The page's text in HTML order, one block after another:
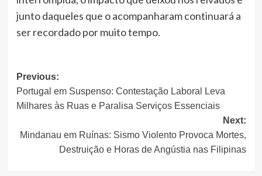
junto daqueles que o acompanharam continuará a
ser recordado por muito tempo.
Post
navigation
Previous:
Portugal em Suspenso: Contestação Laboral Leva
Milhares às Ruas e Paralisa Serviços Essenciais
Next:
Mindanau em Ruínas: Sismo Violento Provoca Mortes,
Destruição e Horas de Angústia nas Filipinas